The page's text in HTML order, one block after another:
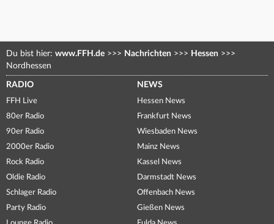
Du bist hier: www.FFH.de >>> Nachrichten >>> Hessen >>>
Nordhessen
RADIO
FFH Live
80er Radio
90er Radio
2000er Radio
Rock Radio
Oldie Radio
Schlager Radio
Party Radio
NEWS
Hessen News
Frankfurt News
Wiesbaden News
Mainz News
Kassel News
Darmstadt News
Offenbach News
Gießen News